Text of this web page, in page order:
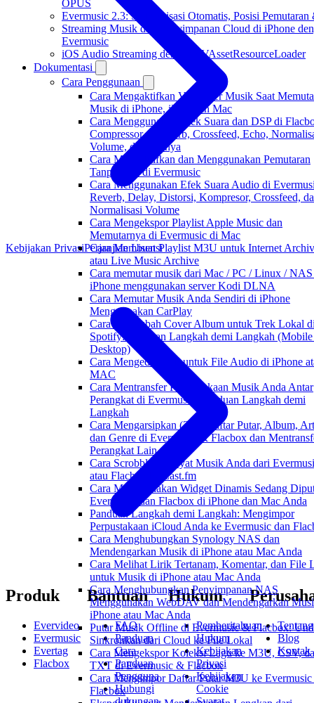
OPUS
Evermusic 2.3: Sinkronisasi Otomatis, Posisi Pemutaran
Streaming Musik dari Penyimpanan Cloud di iPhone
Evermusic
iOS Audio Streaming dengan AVAssetResourceLoader
Dokumentasi
Cara Penggunaan
Cara Mengaktifkan Visualizer Musik Saat
Musik di iPhone, iPad, dan Mac
Cara Menggunakan Efek Suara dan DSP di
Compressor, Freeverb, Crossfeed, Echo,
Volume, dan lainnya
Cara Mengaktifkan dan Menggunakan Pemutaran
Tanpa Jeda di Evermusic
Cara Menggunakan Efek Suara Audio di
Reverb, Delay, Distorsi, Kompresor, Crossfeed,
Normalisasi Volume
Cara Mengekspor Playlist Apple Music dan
Memutarnya di Evermusic di Mac
Cara Membuat Playlist M3U untuk Internet
atau Live Music Archive
Cara memutar musik dari Mac / PC / Linux /
iPhone menggunakan server Kodi DLNA
Cara Memutar Musik Anda Sendiri di iPhone
Menggunakan CarPlay
Cara Mengubah Cover Album untuk Trek Lokal
Spotify: Panduan Langkah demi Langkah
Desktop)
Cara Mengedit Lirik untuk File Audio di iPhone
MAC
Cara Mentransfer Perpustakaan Musik Anda Antar
Perangkat di Evermusic: Panduan Langkah demi
Langkah
Cara Mengarsipkan (ZIP) Daftar Putar, Album,
dan Genre di Evermusic & Flacbox dan
Perangkat Lain
Cara Scrobble Riwayat Musik Anda dari
atau Flacbox ke Last.fm
Cara Menggunakan Widget Dinamis Sedang
Evermusic dan Flacbox di iPhone dan Mac Anda
Panduan Langkah demi Langkah: Mengimpor
Perpustakaan iCloud Anda ke Evermusic dan
Cara Menghubungkan Synology NAS dan
Mendengarkan Musik di iPhone atau Mac Anda
Cara Melihat Lirik Tertanam, Komentar, dan File
untuk Musik di iPhone atau Mac Anda
Cara Menghubungkan Penyimpanan NAS
Menggunakan WebDAV dan Mendengarkan
iPhone atau Mac Anda
Putar Musik Offline di Evermusic & Flacbox:
Sinkronkan dari Cloud ke File Lokal
Cara Mengekspor Koleksi Lagu ke M3U, CSV,
TXT di Evermusic & Flacbox
Cara Mengimpor Daftar Putar M3U ke Evermusic
Flacbox
Kebijakan PrivasiPerjanjian Lisensi
Produk
Evervideo
Evermusic
Evertag
Flacbox
Bantuan
FAQ
Panduan
Cara
Panduan
Pengguna
Hubungi
Hukum
Pemberitahuan
Hukum
Kebijakan
Privasi
Kebijakan
Cookie
Tentang
Blog
Kontak